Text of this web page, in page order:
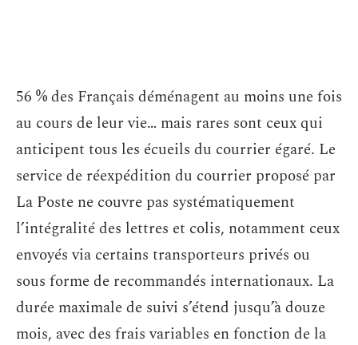
56 % des Français déménagent au moins une fois
au cours de leur vie… mais rares sont ceux qui
anticipent tous les écueils du courrier égaré. Le
service de réexpédition du courrier proposé par
La Poste ne couvre pas systématiquement
l’intégralité des lettres et colis, notamment ceux
envoyés via certains transporteurs privés ou
sous forme de recommandés internationaux. La
durée maximale de suivi s’étend jusqu’à douze
mois, avec des frais variables en fonction de la